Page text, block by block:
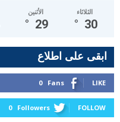
الأثنين
29
°
الثلاثاء
30
°
ابقى على اطلاع
0 Fans LIKE
0 Followers FOLLOW